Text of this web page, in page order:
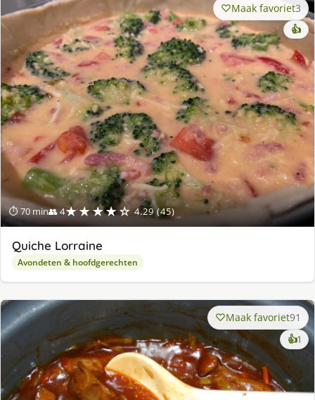
⏱ 70 min👥 4★★★★☆ 4.29 (45)
Maak favoriet3
👍
Quiche Lorraine
Avondeten & hoofdgerechten
Maak favoriet91
👍1